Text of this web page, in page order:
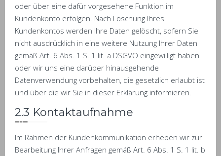
oder über eine dafür vorgesehene Funktion im
Kundenkonto erfolgen. Nach Löschung Ihres
Kundenkontos werden Ihre Daten gelöscht, sofern Sie
nicht ausdrücklich in eine weitere Nutzung Ihrer Daten
gemäß Art. 6 Abs. 1 S. 1 lit. a DSGVO eingewilligt haben
oder wir uns eine darüber hinausgehende
Datenverwendung vorbehalten, die gesetzlich erlaubt ist
und über die wir Sie in dieser Erklärung informieren.
2.3 Kontaktaufnahme
Im Rahmen der Kundenkommunikation erheben wir zur
Bearbeitung Ihrer Anfragen gemäß Art. 6 Abs. 1 S. 1 lit. b